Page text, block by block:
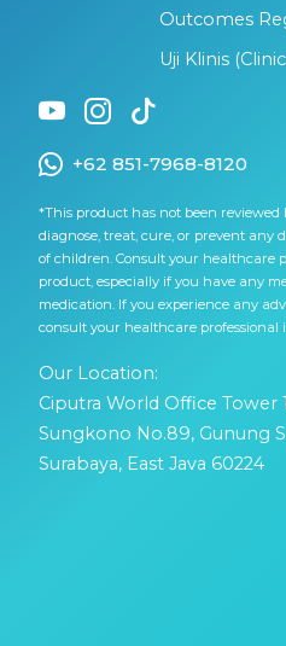
Outcomes
Uji Klinis
+62 851-7968-8120
*This product has not been reviewed
diagnose, treat, cure, or prevent any
of children. Consult your healthcare
product, especially if you have any
medication. If you experience any
consult your healthcare professional
Our Location:
Ciputra World Office Tower
Sungkono No.89, Gunung
Surabaya, East Java 60224